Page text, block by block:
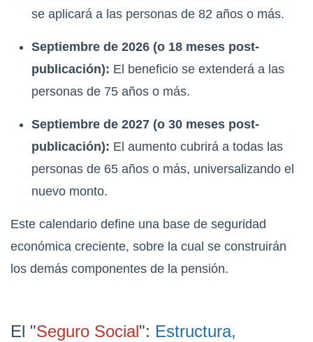
se aplicará a las personas de 82 años o más.
Septiembre de 2026 (o 18 meses post-
publicación): El beneficio se extenderá a las
personas de 75 años o más.
Septiembre de 2027 (o 30 meses post-
publicación): El aumento cubrirá a todas las
personas de 65 años o más, universalizando el
nuevo monto.
Este calendario define una base de seguridad
económica creciente, sobre la cual se construirán
los demás componentes de la pensión.
El "Seguro Social": Estructura,